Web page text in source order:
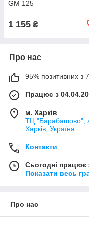
GM 125
1 155 ₴
Про нас
95% позитивних з
Працює з
м. Харків
ТЦ "Барабашово",
Харків, Україна
Контакти
Сьогодні працює
Показати весь
Про нас